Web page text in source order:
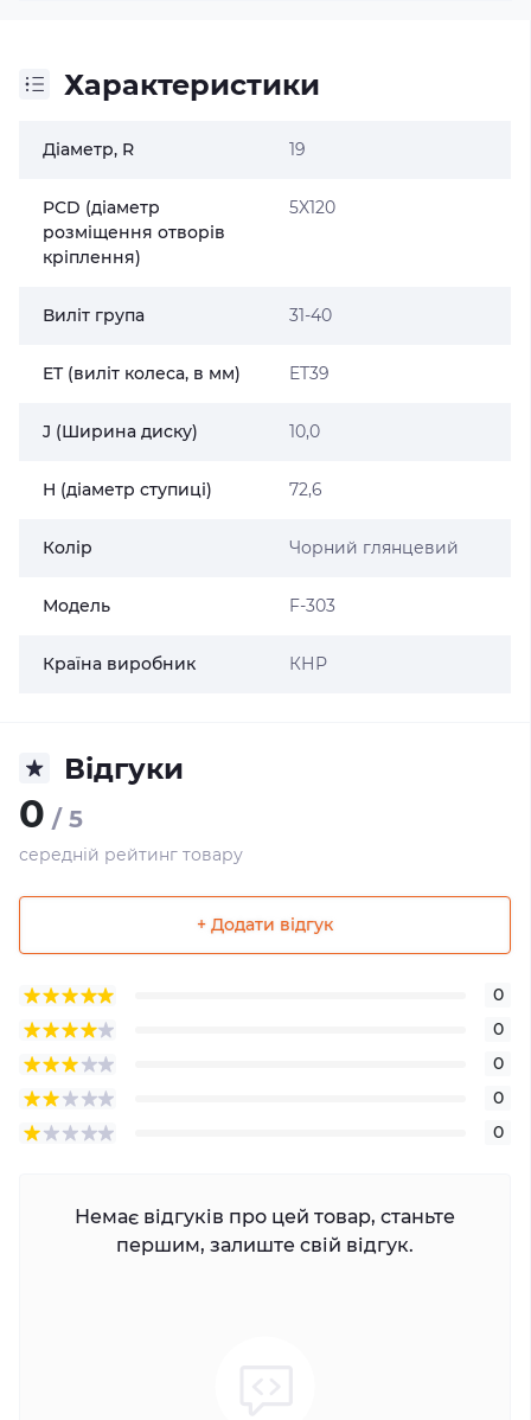
Характеристики
Діаметр, R 19
PCD (діаметр
розміщення отворів
кріплення)
5X120
Виліт група 31-40
ET (виліт колеса, в мм) ET39
J (Ширина диску) 10,0
H (діаметр ступиці) 72,6
Колір Чорний глянцевий
Модель F-303
Країна виробник КНР
Відгуки
0 / 5
середній рейтинг товару
+ Додати відгук
0
0
0
0
0
Немає відгуків про цей товар, станьте
першим, залиште свій відгук.